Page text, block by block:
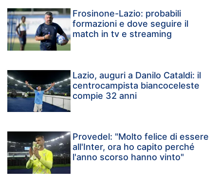
Frosinone-Lazio: probabili
formazioni e dove seguire il
match in tv e streaming
Lazio, auguri a Danilo Cataldi: il
centrocampista biancoceleste
compie 32 anni
Provedel: "Molto felice di essere
all'Inter, ora ho capito perché
l'anno scorso hanno vinto"